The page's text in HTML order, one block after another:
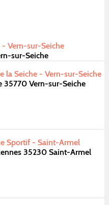
Vern-sur-Seiche
sur-Seiche
la Seiche - Vern-sur-Seiche
35770 Vern-sur-Seiche
Sportif - Saint-Armel
35230 Saint-Armel